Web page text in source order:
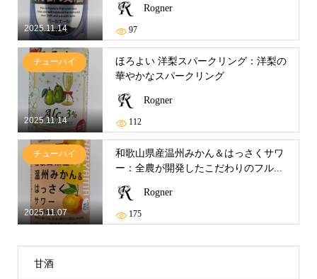
2025.11.14
Rogner
97
2025.11.14
チューハイ
ほろよい 洋梨スパークリング：洋梨の
華やかなスパークリング
Rogner
112
2025.11.07
チューハイ
和歌山県産温州みかん＆はっさくサワ
ー：全農が開発したこだわりのフル...
Rogner
175
甘酒